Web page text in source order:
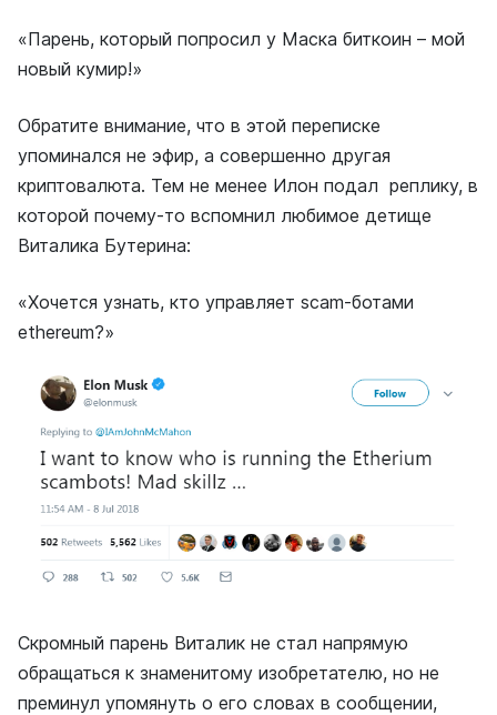
«Парень, который попросил у Маска биткоин – мой
новый кумир!»
Обратите внимание, что в этой переписке
упоминался не эфир, а совершенно другая
криптовалюта. Тем не менее Илон подал реплику, в
которой почему-то вспомнил любимое детище
Виталика Бутерина:
«Хочется узнать, кто управляет scam-ботами
ethereum?»
Скромный парень Виталик не стал напрямую
обращаться к знаменитому изобретателю, но не
преминул упомянуть о его словах в сообщении,